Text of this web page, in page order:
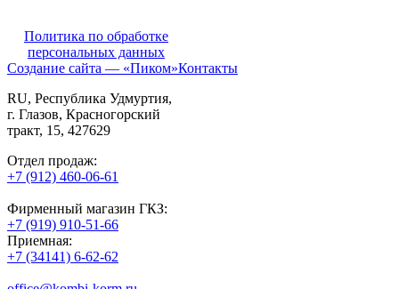
Политика по обработке
персональных данных
Создание сайта — «Пиком»Контакты
RU, Республика Удмуртия,
г. Глазов, Красногорский
тракт, 15, 427629
Отдел продаж:
+7 (912) 460-06-61
Фирменный магазин ГКЗ:
+7 (919) 910-51-66
Приемная:
+7 (34141) 6-62-62